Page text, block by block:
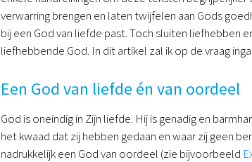
verwarring brengen en laten twijfelen aan Gods
bij een God van liefde past. Toch sluiten liefhebben
liefhebbende God. In dit artikel zal ik op de vraag
Een God van liefde én van oordeel
God is oneindig in Zijn liefde. Hij is genadig en
het kwaad dat zij hebben gedaan en waar zij geen
nadrukkelijk een God van oordeel (zie bijvoorbeeld